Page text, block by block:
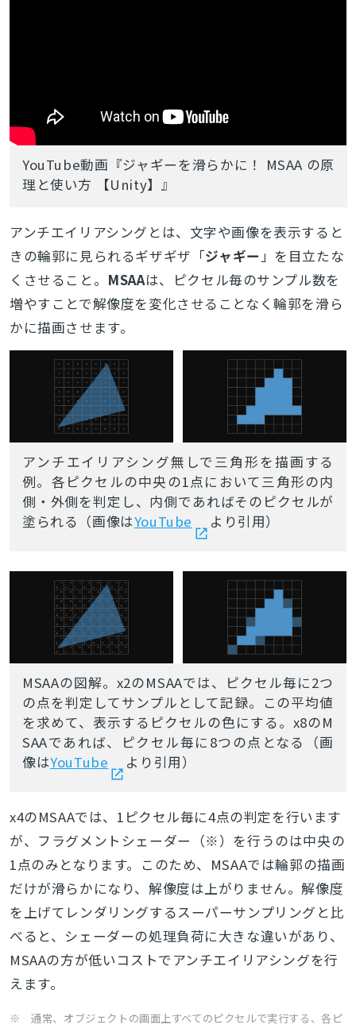
YouTube動画『ジャギーを滑らかに！ MSAA の原
理と使い方 【Unity】』
アンチエイリアシングとは、文字や画像を表示すると
きの輪郭に見られるギザギザ「ジャギー 」を目立たな
くさせること。 MSAAは、ピクセル毎のサンプル数を
増やすことで解像度を変化させることなく輪郭を滑ら
かに描画させます。
アンチエイリアシング無しで三角形を描画する
例。各ピクセルの中央の1点において三角形の内
側・外側を判定し、内側であればそのピクセルが
塗られる（画像はYouTube より引用）
MSAAの図解。x2のMSAAでは、ピクセル毎に2つ
の点を判定してサンプルとして記録。この平均値
を求めて、表示するピクセルの色にする。x8のM
SAAであれば、ピクセル毎に8つの点となる（画
像はYouTube より引用）
x4のMSAAでは、1ピクセル毎に4点の判定を行います
が、フラグメントシェーダー（※）を行うのは中央の
1点のみとなります。このため、MSAAでは輪郭の描画
だけが滑らかになり、解像度は上がりません。解像度
を上げてレンダリングするスーパーサンプリングと比
べると、シェーダーの処理負荷に大きな違いがあり、
MSAAの方が低いコストでアンチエイリアシングを行
えます。
※ 通常、オブジェクトの画面上すべてのピクセルで実行する、各ピ